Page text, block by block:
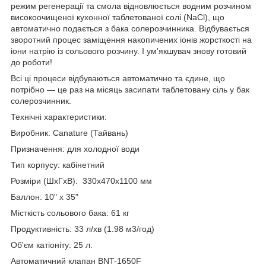
режим регенерації та смола відновлюється водним розчином
високоочищеної кухонної таблетованої солі (NaCl), що
автоматично подається з бака солерозчинника. Відбувається
зворотний процес заміщення накопичених іонів жорсткості на
іони натрію із сольового розчину. І ум'якшувач знову готовий
до роботи!
Всі ці процеси відбуваються автоматично та єдине, що
потрібно — це раз на місяць засипати таблетовану сіль у бак
солерозчинник.
Технічні характеристики:
Виробник: Canature (Тайвань)
Призначення: для холодної води
Тип корпусу: кабінетний
Розміри (ШхГхВ): 330х470х1100 мм
Баллон: 10" х 35"
Місткість сольового бака: 61 кг
Продуктивність: 33 л/хв (1.98 м3/год)
Об'єм катіоніту: 25 л.
Автоматичний клапан BNT-1650F